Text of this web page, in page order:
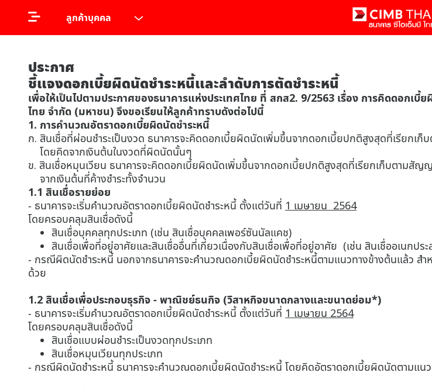
ลูกค้าบุคคล
ประกาศ
ชี้แจงดอกเบี้ยผิดนัดชำระหนี้และลำดับการตัดชำระหนี้
เพื่อให้เป็นไปตามประกาศของธนาคารแห่งประเทศไทย ที่ สกส2. 9/2563 เรื่อง การคิดดอกเ
ไทย จำกัด (มหาชน) จึงขอเรียนให้ลูกค้าทราบดังต่อไปนี้
1. การคำนวณอัตราดอกเบี้ยผิดนัดชำระหนี้
ก. สินเชื่อที่ผ่อนชำระเป็นงวด ธนาคารจะคิดดอกเบี้ยผิดนัดเพิ่มขึ้นจากดอกเบี้ยปกติสูงสุดที่เรียกเ
โดยคิดจากเงินต้นในงวดที่ผิดนัดนั้นๆ
ข. สินเชื่อหมุนเวียน ธนาคารจะคิดดอกเบี้ยผิดนัดเพิ่มขึ้นจากดอกเบี้ยปกติสูงสุดที่เรียกเก็บตามสัญ
จากเงินต้นที่ค้างชำระทั้งจำนวน
1.1 สินเชื่อรายย่อย
- ธนาคารจะเริ่มคำนวณอัตราดอกเบี้ยผิดนัดชำระหนี้ ตั้งแต่วันที่ 1 เมษายน 2564
โดยครอบคลุมสินเชื่อดังนี้
สินเชื่อบุคคลทุกประเภท (เช่น สินเชื่อบุคคลเพอร์ซันนัลแคช)
สินเชื่อเพื่อที่อยู่อาศัยและสินเชื่ออื่นที่เกี่ยวเนื่องกับสินเชื่อเพื่อที่อยู่อาศัย (เช่น สินเชื่ออเนกประ
- กรณีผิดนัดชำระหนี้ นอกจากธนาคารจะคำนวณดอกเบี้ยผิดนัดชำระหนี้ตามแนวทางข้างต้นแล้ว ส
ด้วย
1.2 สินเชื่อเพื่อประกอบธุรกิจ - พาณิชย์ธนกิจ (วิสาหกิจขนาดกลางและขนาดย่อม*)
- ธนาคารจะเริ่มคำนวณอัตราดอกเบี้ยผิดนัดชำระหนี้ ตั้งแต่วันที่ 1 เมษายน 2564
โดยครอบคลุมสินเชื่อดังนี้
สินเชื่อแบบผ่อนชำระเป็นงวดทุกประเภท
สินเชื่อหมุนเวียนทุกประเภท
- กรณีผิดนัดชำระหนี้ ธนาคารจะคำนวณดอกเบี้ยผิดนัดชำระหนี้ โดยคิดอัตราดอกเบี้ยผิดนัดตามแน